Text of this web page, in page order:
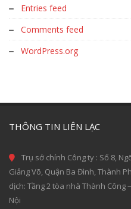
Entries feed
Comments feed
WordPress.org
THÔNG TIN LIÊN LẠC
Trụ sở chính Công ty : Số 8,
Giảng Võ, Quận Ba Đình, Thành
dịch: Tầng 2 tòa nhà Thành Công
Nội